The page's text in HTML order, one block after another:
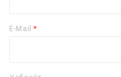
E-Mail*